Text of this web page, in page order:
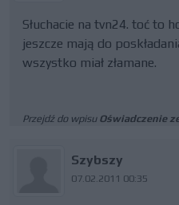
Słuchacie na tvn24. toć to
jeszcze mają do
wszystko miał złamane.
Przejdź do wpisu Oświadczenie
Szybszy
07.02.2011 00:35